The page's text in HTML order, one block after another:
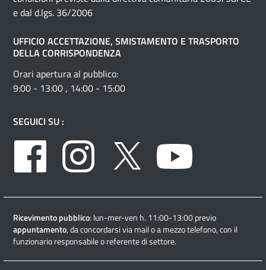
e dal d.lgs. 36/2006
UFFICIO ACCETTAZIONE, SMISTAMENTO E TRASPORTO
DELLA CORRISPONDENZA
Orari apertura al pubblico:
9:00 - 13:00 , 14:00 - 15:00
SEGUICI SU :
Facebook
Instagram Twitter
Ricevimento pubblico: lun-mer-ven h. 11:00-13:00 previo
appuntamento, da concordarsi via mail o a mezzo telefono, con il
funzionario responsabile o referente di settore.